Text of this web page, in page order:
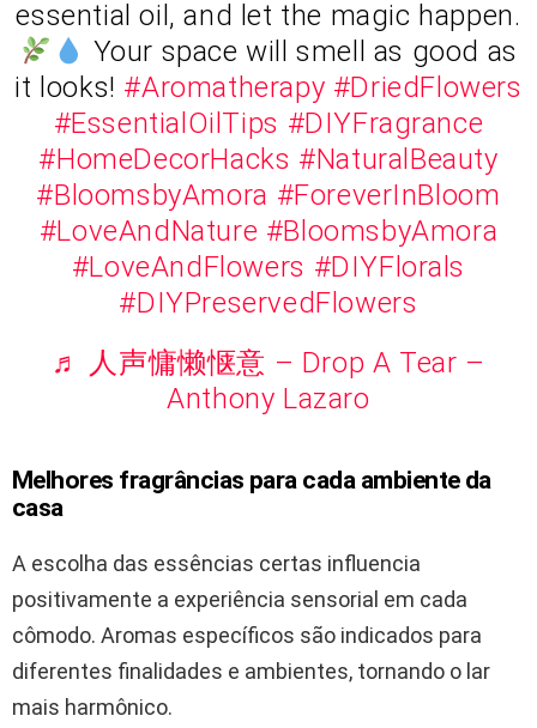
essential oil, and let the magic happen.
Your space will smell as good as
it looks! #Aromatherapy #DriedFlowers
#EssentialOilTips #DIYFragrance
#HomeDecorHacks #NaturalBeauty
#BloomsbyAmora #ForeverInBloom
#LoveAndNature #BloomsbyAmora
#LoveAndFlowers #DIYFlorals
#DIYPreservedFlowers
♬ 人声慵懒惬意 – Drop A Tear –
Anthony Lazaro
Melhores fragrâncias para cada ambiente da
casa
A escolha das essências certas influencia
positivamente a experiência sensorial em cada
cômodo. Aromas específicos são indicados para
diferentes finalidades e ambientes, tornando o lar
mais harmônico.